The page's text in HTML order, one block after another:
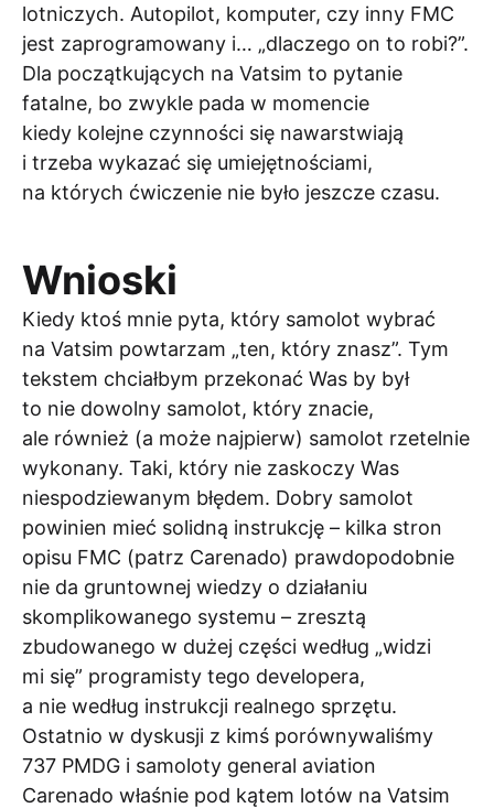
lotniczych. Autopilot, komputer, czy inny FMC
jest zaprogramowany i… „dlaczego on to robi?”.
Dla początkujących na Vatsim to pytanie
fatalne, bo zwykle pada w momencie
kiedy kolejne czynności się nawarstwiają
i trzeba wykazać się umiejętnościami,
na których ćwiczenie nie było jeszcze czasu.
Wnioski
Kiedy ktoś mnie pyta, który samolot wybrać
na Vatsim powtarzam „ten, który znasz”. Tym
tekstem chciałbym przekonać Was by był
to nie dowolny samolot, który znacie,
ale również (a może najpierw) samolot rzetelnie
wykonany. Taki, który nie zaskoczy Was
niespodziewanym błędem. Dobry samolot
powinien mieć solidną instrukcję – kilka stron
opisu FMC (patrz Carenado) prawdopodobnie
nie da gruntownej wiedzy o działaniu
skomplikowanego systemu – zresztą
zbudowanego w dużej części według „widzi
mi się” programisty tego developera,
a nie według instrukcji realnego sprzętu.
Ostatnio w dyskusji z kimś porównywaliśmy
737 PMDG i samoloty general aviation
Carenado właśnie pod kątem lotów na Vatsim